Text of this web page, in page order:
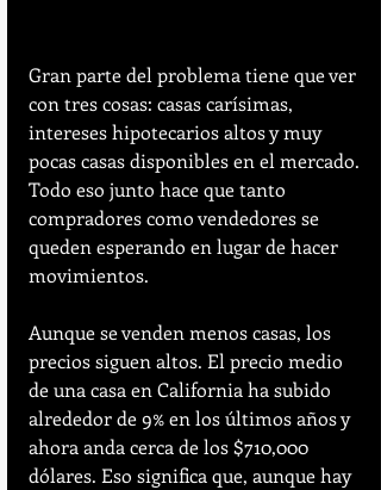
Gran parte del problema tiene que ver
con tres cosas: casas carísimas,
intereses hipotecarios altos y muy
pocas casas disponibles en el mercado.
Todo eso junto hace que tanto
compradores como vendedores se
queden esperando en lugar de hacer
movimientos.
Aunque se venden menos casas, los
precios siguen altos. El precio medio
de una casa en California ha subido
alrededor de 9% en los últimos años y
ahora anda cerca de los $710,000
dólares. Eso significa que, aunque hay